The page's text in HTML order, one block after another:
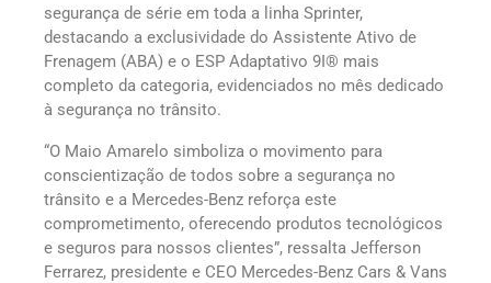
segurança de série em toda a linha Sprinter,
destacando a exclusividade do Assistente Ativo de
Frenagem (ABA) e o ESP Adaptativo 9I® mais
completo da categoria, evidenciados no mês dedicado
à segurança no trânsito.
“O Maio Amarelo simboliza o movimento para
conscientização de todos sobre a segurança no
trânsito e a Mercedes-Benz reforça este
comprometimento, oferecendo produtos tecnológicos
e seguros para nossos clientes”, ressalta Jefferson
Ferrarez, presidente e CEO Mercedes-Benz Cars & Vans